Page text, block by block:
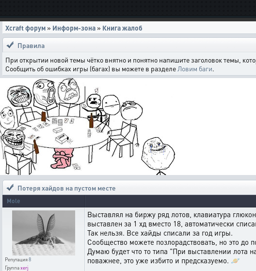
Xcraft форум » Информ-зона » Книга жалоб
Правила
При открытии новой темы чётко внятно и понятно напишите заголовок темы,
Сообщить об ошибках игры (багах) вы можете в разделе Ловим баги.
Потеря хайдов на пустом месте
Mole
Репутация8
Группаxerj
Выставлял на биржу ряд лотов, клавиатура
выставлен за 1 хд вместо 18, автоматически
Так нельзя. Все хайды списали за год игры.
Сообщество можете позлорадствовать, но это до
Думаю будет что то типа "При выставлении лота
поважнее, это уже избито и предсказуемо. 🪐